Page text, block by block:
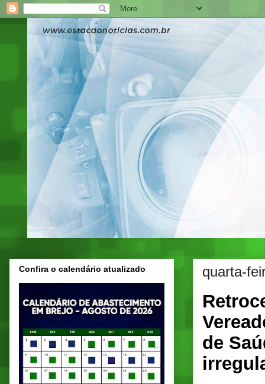
quarta-
de
Confira o calendário atualizado